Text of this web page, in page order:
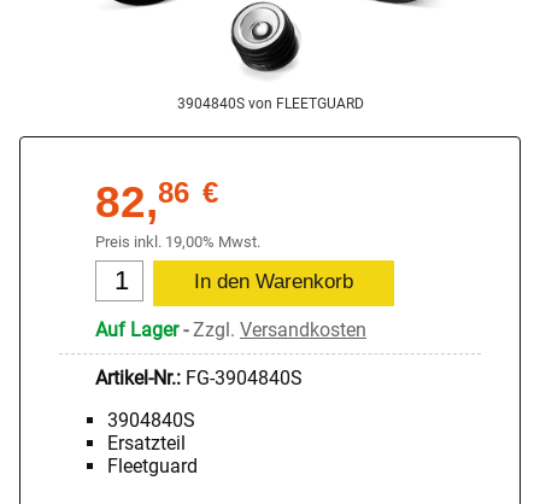
3904840S von FLEETGUARD
82,86 €
Preis inkl. 19,00% Mwst.
Auf Lager-Zzgl. Versandkosten
Artikel-Nr.: FG-3904840S
3904840S
Ersatzteil
Fleetguard